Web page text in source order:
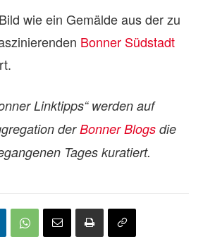
wie ein Gemälde aus der zu
Bonner Südstadt
Linktipps“ werden auf
derBonner Blogs die
Tages kuratiert.